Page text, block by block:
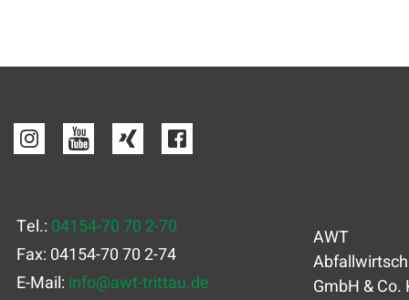
Tel.: 04154-70 70 2-70
Fax: 04154-70 70 2-74
E-Mail: info@awt-trittau.de
AWT
GmbH & Co.